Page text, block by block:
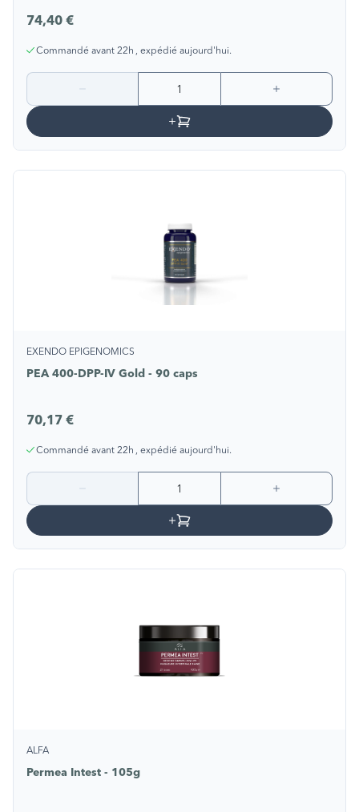
74,40 €
Commandé avant 22h , expédié aujourd'hui.
EXENDO EPIGENOMICS
PEA 400-DPP-IV Gold - 90 caps
70,17 €
Commandé avant 22h , expédié aujourd'hui.
ALFA
Permea Intest - 105g